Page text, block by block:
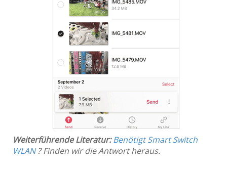
Weiterführende Literatur: Benötigt Smart Switch
WLAN? Finden wir die Antwort heraus.